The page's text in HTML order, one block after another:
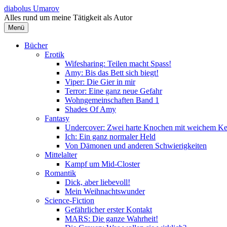
Springe
zum
Inhalt
diabolus Umarov
Alles rund um meine Tätigkeit als Autor
Menü
Bücher
Erotik
Wifesharing: Teilen macht Spass!
Amy: Bis das Bett sich biegt!
Viper: Die Gier in mir
Terror: Eine ganz neue Gefahr
Wohngemeinschaften Band 1
Shades Of Amy
Fantasy
Undercover: Zwei harte Knochen mit weichem
Ich: Ein ganz normaler Held
Von Dämonen und anderen Schwierigkeiten
Mittelalter
Kampf um Mid-Closter
Romantik
Dick, aber liebevoll!
Mein Weihnachtswunder
Science-Fiction
Gefährlicher erster Kontakt
MARS: Die ganze Wahrheit!